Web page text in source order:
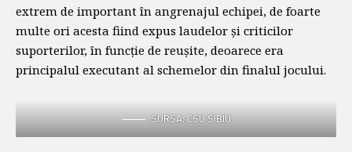
extrem de important în angrenajul echipei, de foarte
multe ori acesta fiind expus laudelor și criticilor
suporterilor, în funcție de reușite, deoarece era
principalul executant al schemelor din finalul jocului.
SURSA: CSU SIBIU